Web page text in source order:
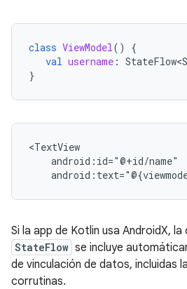
class ViewModel ()
{
val username :
}
Si la app de Kotlin usa AndroidX,
StateFlow se incluye
de vinculación de datos, incluidas
corrutinas.